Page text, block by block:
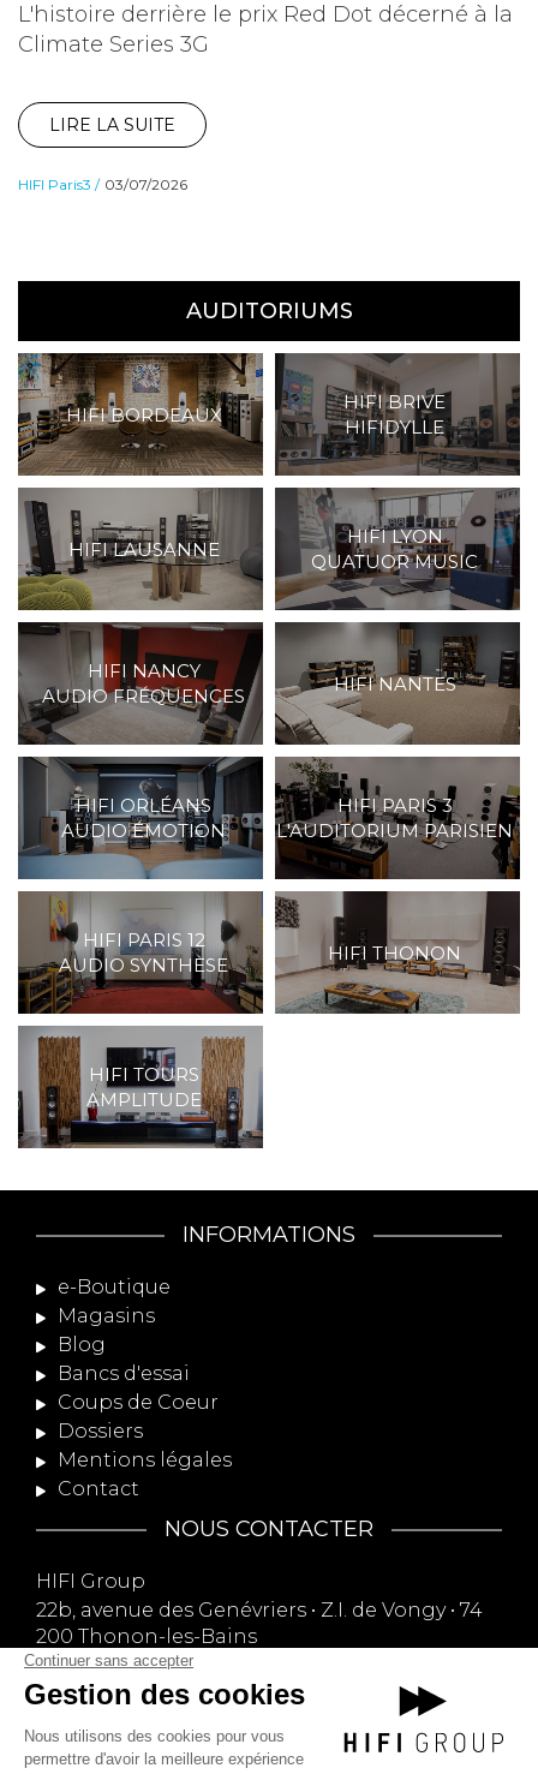
L'histoire derrière le prix Red Dot décerné à la
Climate Series 3G
LIRE LA SUITE
HIFI Paris3 / 03/07/2026
AUDITORIUMS
HIFI BORDEAUX
HIFI BRIVE
HIFIDYLLE
HIFI LAUSANNE
HIFI LYON
QUATUOR MUSIC
HIFI NANCY
AUDIO FRÉQUENCES
HIFI NANTES
HIFI ORLÉANS
AUDIO ÉMOTION
HIFI PARIS 3
L'AUDITORIUM PARISIEN
HIFI PARIS 12
AUDIO SYNTHÈSE
HIFI THONON
HIFI TOURS
AMPLITUDE
INFORMATIONS
e-Boutique
Magasins
Blog
Bancs d'essai
Coups de Coeur
Dossiers
Mentions légales
Contact
NOUS CONTACTER
HIFI Group
22b, avenue des Genévriers • Z.I. de Vongy • 74
200 Thonon-les-Bains
09 74 13 75 13
contact@hifi-group.com
NOUS SUIVRE